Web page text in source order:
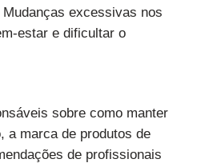
excessivas nos
estar e dificultar o
sobre como manter
a marca de produtos de
de profissionais